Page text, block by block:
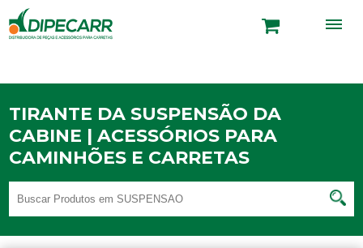
TIRANTE DA SUSPENSÃO DA
CABINE | ACESSÓRIOS PARA
CAMINHÕES E CARRETAS